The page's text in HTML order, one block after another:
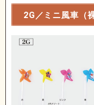
2G／ミニ風車（